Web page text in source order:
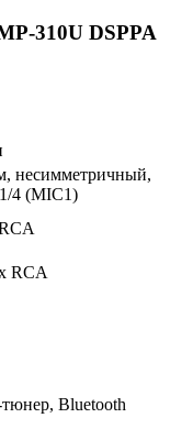
310U DSPPA
несимметричный,
4 (MIC1)
RCA
Bluetooth